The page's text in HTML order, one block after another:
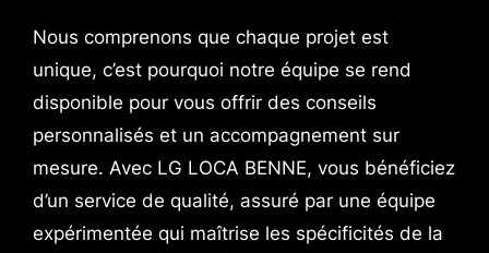
Nous comprenons que chaque projet est
unique, c’est pourquoi notre équipe se rend
disponible pour vous offrir des conseils
personnalisés et un accompagnement sur
mesure. Avec LG LOCA BENNE, vous bénéficiez
d’un service de qualité, assuré par une équipe
expérimentée qui maîtrise les spécificités de la